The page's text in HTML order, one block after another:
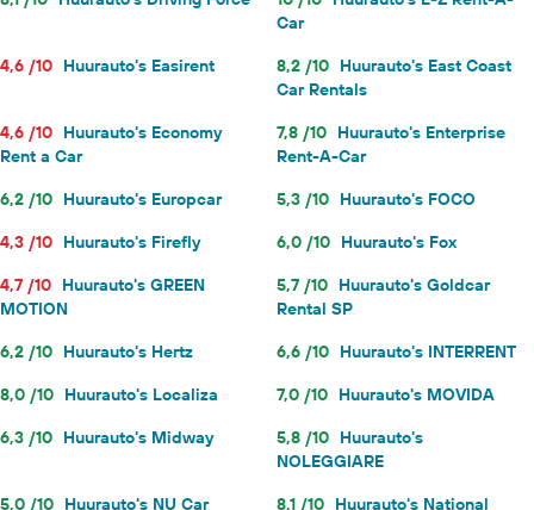
Car
4,6 /10 Huurauto's Easirent 8,2 /10 Huurauto's East Coast
Car Rentals
4,6 /10 Huurauto's Economy
Rent a Car
7,8 /10 Huurauto's Enterprise
Rent-A-Car
6,2 /10 Huurauto's Europcar 5,3 /10 Huurauto's FOCO
4,3 /10 Huurauto's Firefly 6,0 /10 Huurauto's Fox
4,7 /10 Huurauto's GREEN
MOTION
5,7 /10 Huurauto's Goldcar
Rental SP
6,2 /10 Huurauto's Hertz 6,6 /10 Huurauto's INTERRENT
8,0 /10 Huurauto's Localiza 7,0 /10 Huurauto's MOVIDA
6,3 /10 Huurauto's Midway 5,8 /10 Huurauto's
NOLEGGIARE
5,0 /10 Huurauto's NU Car 8,1 /10 Huurauto's National